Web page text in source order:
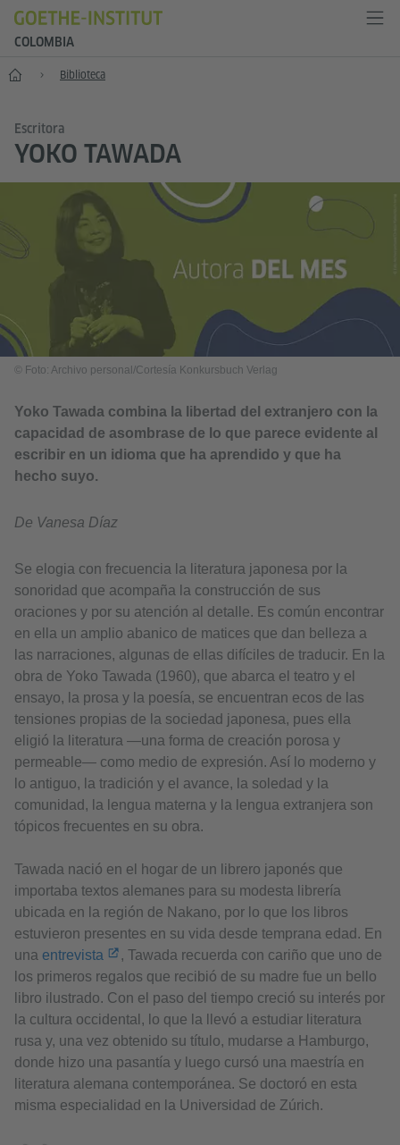
COLOMBIA
Inicio Biblioteca
Escritora
YOKO TAWADA
© Foto: Archivo personal/Cortesía Konkursbuch Verlag
​Yoko Tawada combina la libertad del extranjero con la
capacidad de asombrase de lo que parece evidente al
escribir en un idioma que ha aprendido y que ha
hecho suyo.
De Vanesa Díaz
Se elogia con frecuencia la literatura japonesa por la
sonoridad que acompaña la construcción de sus
oraciones y por su atención al detalle. Es común encontrar
en ella un amplio abanico de matices que dan belleza a
las narraciones, algunas de ellas difíciles de traducir. En la
obra de Yoko Tawada (1960), que abarca el teatro y el
ensayo, la prosa y la poesía, se encuentran ecos de las
tensiones propias de la sociedad japonesa, pues ella
eligió la literatura —una forma de creación porosa y
permeable— como medio de expresión. Así lo moderno y
lo antiguo, la tradición y el avance, la soledad y la
comunidad, la lengua materna y la lengua extranjera son
tópicos frecuentes en su obra.
Tawada nació en el hogar de un librero japonés que
importaba textos alemanes para su modesta librería
ubicada en la región de Nakano, por lo que los libros
estuvieron presentes en su vida desde temprana edad. En
una entrevista
, Tawada recuerda con cariño que uno de
los primeros regalos que recibió de su madre fue un bello
libro ilustrado. Con el paso del tiempo creció su interés por
la cultura occidental, lo que la llevó a estudiar literatura
rusa y, una vez obtenido su título, mudarse a Hamburgo,
donde hizo una pasantía y luego cursó una maestría en
literatura alemana contemporánea. Se doctoró en esta
misma especialidad en la Universidad de Zúrich.